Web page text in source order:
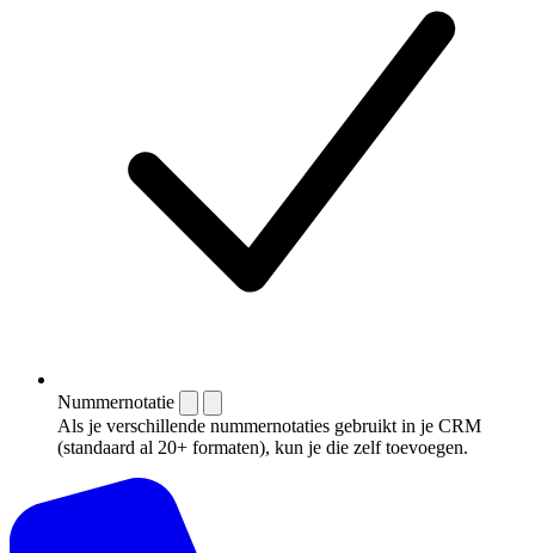
Nummernotatie
Als je verschillende nummernotaties gebruikt in je CRM
(standaard al 20+ formaten), kun je die zelf toevoegen.